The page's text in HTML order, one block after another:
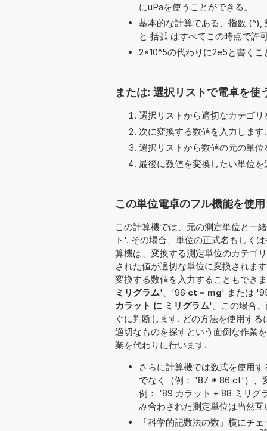
にuPaを使うことができる。
基本的な計算である、指数
と 括弧 はすべてこの時点で許
2×10^5の代わりに2e5と書く
または: 選択リストで電卓を使
選択リストから適切なカテゴ
次に変換する数値を入力します.
選択リストから数値の元の単
最後に数値を変換したい単位
この単位電卓のフル機能を使
この計算機では、元の測定単位と一
ト'. その場合、単位の正式名もしく
算機は、変換する測定単位のカテゴ
された値が適切な単位に変換されま
変換する数値を入力することもで
ミリグラム'、'96 ct = mg' または
カラット に ミリグラム'。この場合
ぐに判断します. どの方法を使用す
適切なものを探すという面倒な作業
業を代わりに行います.
さらに計算機では数式を使用
でなく（例： '87 * 86 ct'）、
例： '89 カラット + 88 ミリ
み合わされた測定単位は当然
「科学的記数法の数」横にチ